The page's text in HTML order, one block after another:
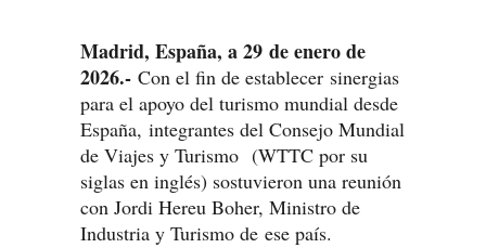
Madrid, España, a 29 de enero de
2026.- Con el fin de establecer sinergias
para el apoyo del turismo mundial desde
España, integrantes del Consejo Mundial
de Viajes y Turismo (WTTC por su
siglas en inglés) sostuvieron una reunión
con Jordi Hereu Boher, Ministro de
Industria y Turismo de ese país.